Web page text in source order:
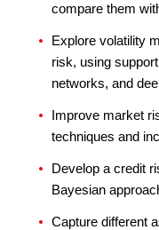
compare them
Explore volatility
risk, using
networks, and
Improve market
techniques and
Develop a credit
Bayesian
Capture different